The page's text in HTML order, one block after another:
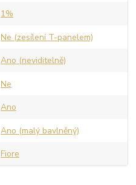
1%
Ne (zesílení T-panelem)
Ano (neviditelně)
Ne
Ano
Ano (malý bavlněný)
Fiore